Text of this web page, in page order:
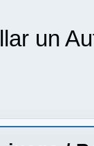
un